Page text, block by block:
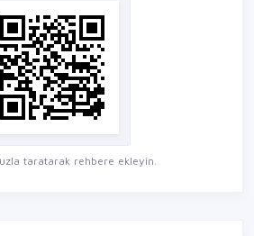
taratarak rehbere ekleyin.